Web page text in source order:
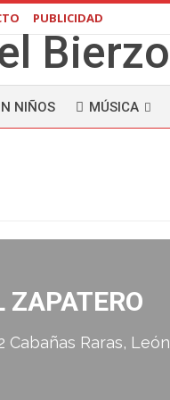
PUBLICIDAD
NIÑOS MÚSICA
ZAPATERO
Cabañas Raras, León